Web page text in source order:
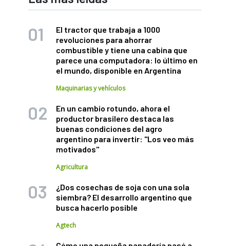
El tractor que trabaja a 1000
revoluciones para ahorrar
combustible y tiene una cabina que
parece una computadora: lo último en
el mundo, disponible en Argentina
Maquinarias y vehículos
En un cambio rotundo, ahora el
productor brasilero destaca las
buenas condiciones del agro
argentino para invertir: "Los veo más
motivados"
Agricultura
¿Dos cosechas de soja con una sola
siembra? El desarrollo argentino que
busca hacerlo posible
Agtech